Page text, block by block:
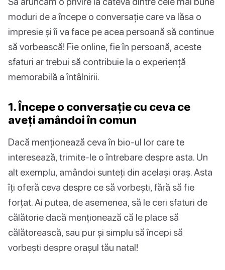
moduri de a începe o conversație care va lăsa o
impresie și îi va face pe acea persoană să continue
să vorbească! Fie online, fie în persoană, aceste
sfaturi ar trebui să contribuie la o experiență
memorabilă a întâlnirii.
1. Începe o conversație cu ceva ce
aveți amândoi în comun
Dacă menționează ceva în bio-ul lor care te
interesează, trimite-le o întrebare despre asta. Un
alt exemplu, amândoi sunteți din același oraș. Asta
îți oferă ceva despre ce să vorbești, fără să fie
forțat. Ai putea, de asemenea, să le ceri sfaturi de
călătorie dacă menționează că le place să
călătorească, sau pur și simplu să începi să
vorbești despre orașul tău natal!